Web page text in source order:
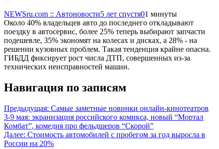
NEWSru.com :: Автоновости5 лет спустя01 минуты
Около 40% владельцев авто до последнего откладывают
поездку в автосервис, более 25% теперь выбирают запчасти
подешевле, 35% экономят на колесах и дисках, а 28% - на
решении кузовных проблем. Такая тенденция крайне опасна.
ГИБДД фиксирует рост числа ДТП, совершенных из-за
технических неисправностей машин.
Навигация по записям
Предыдущая: Самые заметные новинки онлайн-кинотеатров
3-9 мая: экранизация российского комикса, новый “Мортал
Комбат”, комедия про фельдшеров “Скорой”
Далее: Стоимость автомобилей с пробегом за год выросла в
России на 20%